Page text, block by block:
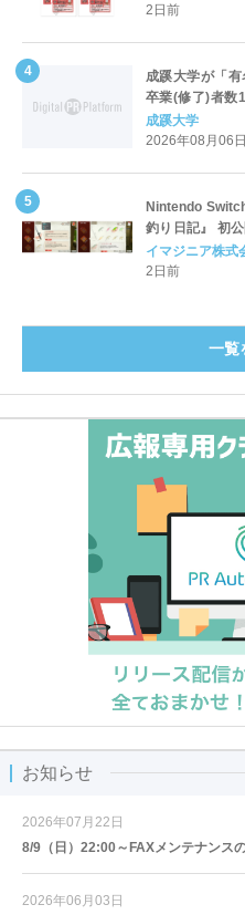
2日前
成蹊大学が「
卒業(修了)者数
全国第1位を獲
4.3pt）に伸長
成蹊大学
2026年08月06
Nintendo
釣り日記』 初
公開！
イマジニア株式
2日前
一覧
お知らせ
2026年07月22日
8/9（日）22:00～FAXメンテナンス
2026年06月03日